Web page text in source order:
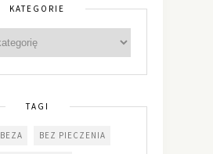
KATEGORIE
TAGI
BEZA BEZ PIECZENIA